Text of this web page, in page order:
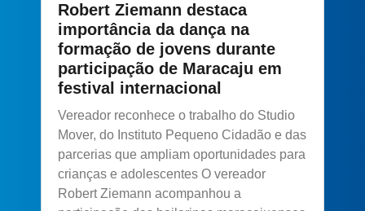
Robert Ziemann destaca
importância da dança na
formação de jovens durante
participação de Maracaju em
festival internacional
Vereador reconhece o trabalho do Studio
Mover, do Instituto Pequeno Cidadão e das
parcerias que ampliam oportunidades para
crianças e adolescentes O vereador
Robert Ziemann acompanhou a